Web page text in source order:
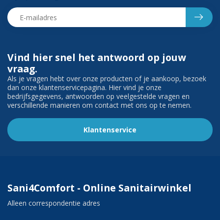
Vind hier snel het antwoord op jouw
vraag.
Als je vragen hebt over onze producten of je aankoop, bezoek
dan onze klantenservicepagina. Hier vind je onze
bedrijfsgegevens, antwoorden op veelgestelde vragen en
verschillende manieren om contact met ons op te nemen.
Klantenservice
Sani4Comfort - Online Sanitairwinkel
Alleen correspondentie adres